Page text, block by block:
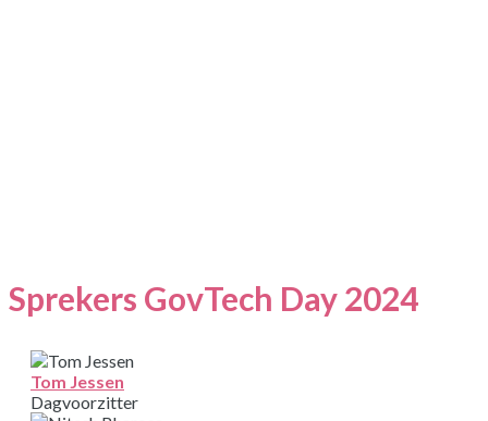
Sprekers GovTech Day 2024
Tom Jessen
Dagvoorzitter